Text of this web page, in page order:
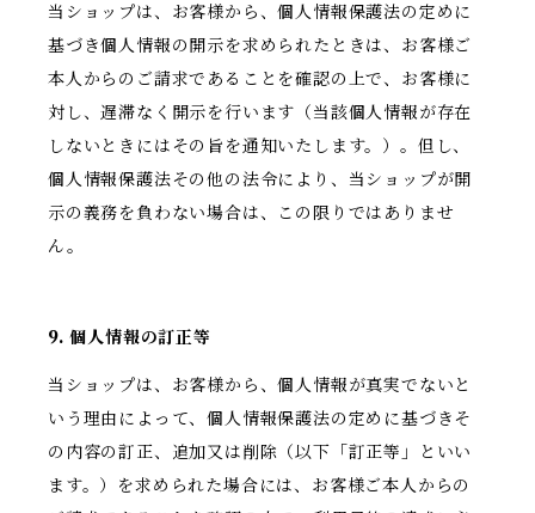
当ショップは、お客様から、個人情報保護法の定めに
基づき個人情報の開示を求められたときは、お客様ご
本人からのご請求であることを確認の上で、お客様に
対し、遅滞なく開示を行います（当該個人情報が存在
しないときにはその旨を通知いたします。）。但し、
個人情報保護法その他の法令により、当ショップが開
示の義務を負わない場合は、この限りではありませ
ん。
9. 個人情報の訂正等
当ショップは、お客様から、個人情報が真実でないと
いう理由によって、個人情報保護法の定めに基づきそ
の内容の訂正、追加又は削除（以下「訂正等」といい
ます。）を求められた場合には、お客様ご本人からの